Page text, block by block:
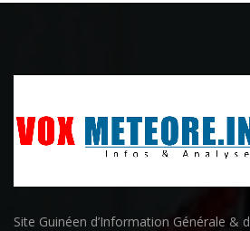
Site Guinéen d’Information Générale &